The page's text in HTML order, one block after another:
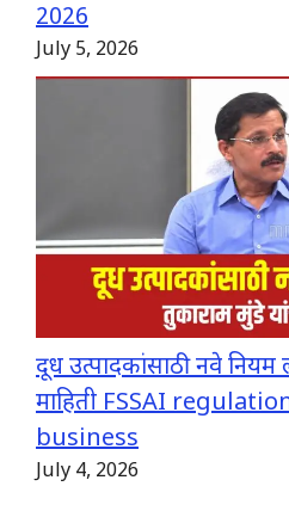
2026
July 5, 2026
दूध उत्पादकांसाठी नवे नियम
माहिती FSSAI
business
July 4, 2026